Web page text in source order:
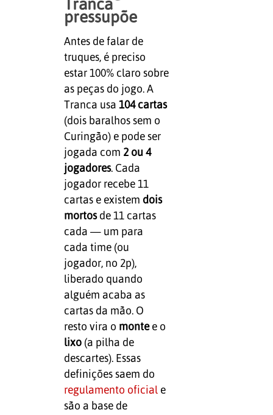
pressupõe
Antes de falar de
truques, é preciso
estar 100% claro sobre
as peças do jogo. A
Tranca usa 104 cartas
(dois baralhos sem o
Curingão) e pode ser
jogada com 2 ou 4
jogadores. Cada
jogador recebe 11
cartas e existem dois
mortosde 11 cartas
cada — um para
cada time (ou
jogador, no 2p),
liberado quando
alguém acaba as
cartas da mão. O
resto vira o montee o
lixo(a pilha de
descartes). Essas
definições saem do
regulamento oficiale
são a base de